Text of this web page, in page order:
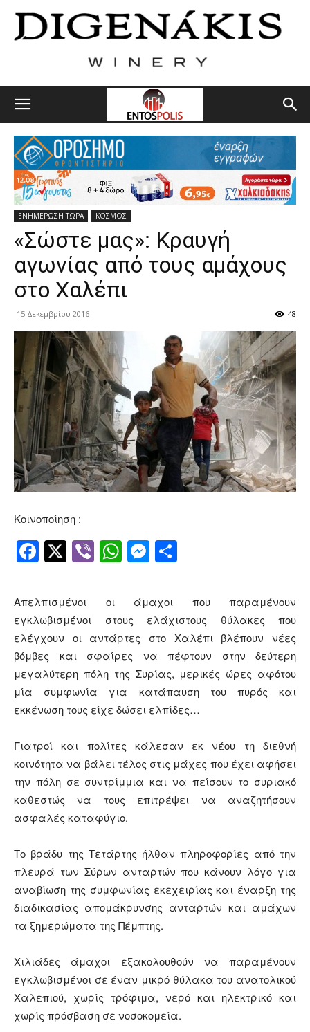
ΕΝΗΜΕΡΩΣΗ ΤΩΡΑ ΚΟΣΜΟΣ
«Σώστε μας»: Κραυγή
αγωνίας από τους αμάχους
στο Χαλέπι
15 Δεκεμβρίου 2016 48
Κοινοποίηση :
Facebook
Twitter
ViberWhatsApp
Messenger
Απελπισμένοι οι άμαχοι που παραμένουν
εγκλωβισμένοι στους ελάχιστους θύλακες που
ελέγχουν οι αντάρτες στο Χαλέπι βλέπουν νέες
βόμβες και σφαίρες να πέφτουν στην δεύτερη
μεγαλύτερη πόλη της Συρίας, μερικές ώρες αφότου
μία συμφωνία για κατάπαυση του πυρός και
εκκένωση τους είχε δώσει ελπίδες…
Γιατροί και πολίτες κάλεσαν εκ νέου τη διεθνή
κοινότητα να βάλει τέλος στις μάχες που έχει αφήσει
την πόλη σε συντρίμμια και να πείσουν το συριακό
καθεστώς να τους επιτρέψει να αναζητήσουν
ασφαλές καταφύγιο.
Το βράδυ της Τετάρτης ήλθαν πληροφορίες από την
πλευρά των Σύρων ανταρτών που κάνουν λόγο για
αναβίωση της συμφωνίας εκεχειρίας και έναρξη της
διαδικασίας απομάκρυνσης ανταρτών και αμάχων
τα ξημερώματα της Πέμπτης.
Χιλιάδες άμαχοι εξακολουθούν να παραμένουν
εγκλωβισμένοι σε έναν μικρό θύλακα του ανατολικού
Χαλεπιού, χωρίς τρόφιμα, νερό και ηλεκτρικό και
χωρίς πρόσβαση σε νοσοκομεία.